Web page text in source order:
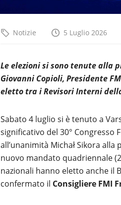
Notizie 5 Luglio 2026
Le elezioni si sono tenute alla
Giovanni Copioli, Presidente
eletto tra i Revisori Interni
Sabato 4 luglio si è tenuto a
significativo del 30° Congresso
all’unanimità Michał Sikora
nuovo mandato quadriennale
nazionali hanno eletto anche il
confermato il Consigliere FMI